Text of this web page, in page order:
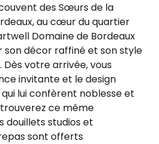
des Sœurs de la
au cœur du quartier
Domaine de Bordeaux
décor raffiné et son style
votre arrivée, vous
invitante et le design
lui confèrent noblesse et
ce même
douillets studios et
sont offerts